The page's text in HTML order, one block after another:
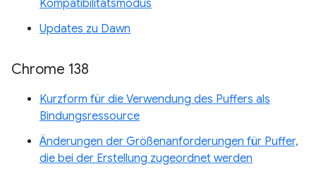
Kompatibilitätsmodus
Updates zu Dawn
Chrome 138
Kurzform für die Verwendung des Puffers als
Bindungsressource
Änderungen der Größenanforderungen für Puffer,
die bei der Erstellung zugeordnet werden